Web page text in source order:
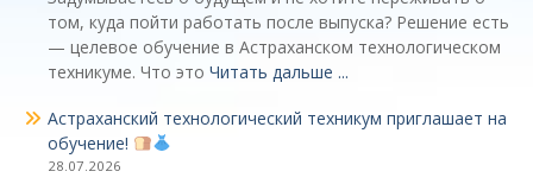
том, куда пойти работать после выпуска? Решение есть
— целевое обучение в Астраханском технологическом
техникуме. Что это Читать дальше ...
Астраханский технологический техникум приглашает на
обучение!
28.07.2026